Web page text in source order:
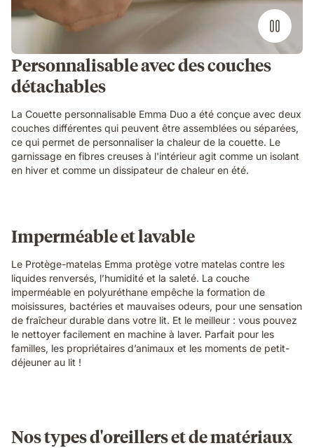
Personnalisable avec des couches
détachables
La Couette personnalisable Emma Duo a été conçue avec deux
couches différentes qui peuvent être assemblées ou séparées,
ce qui permet de personnaliser la chaleur de la couette. Le
garnissage en fibres creuses à l'intérieur agit comme un isolant
en hiver et comme un dissipateur de chaleur en été.
Imperméable et lavable
Le Protège-matelas Emma protège votre matelas contre les
liquides renversés, l’humidité et la saleté. La couche
imperméable en polyuréthane empêche la formation de
moisissures, bactéries et mauvaises odeurs, pour une sensation
de fraîcheur durable dans votre lit. Et le meilleur : vous pouvez
le nettoyer facilement en machine à laver. Parfait pour les
familles, les propriétaires d’animaux et les moments de petit-
déjeuner au lit !
Nos types d'oreillers et de matériaux